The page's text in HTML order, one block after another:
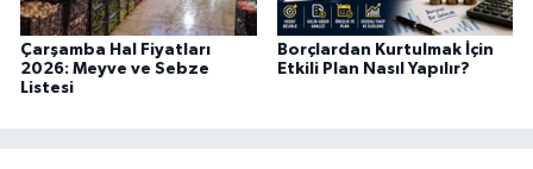
Çarşamba Hal Fiyatları
2026: Meyve ve Sebze
Listesi
Borçlardan Kurtulmak İçin
Etkili Plan Nasıl Yapılır?